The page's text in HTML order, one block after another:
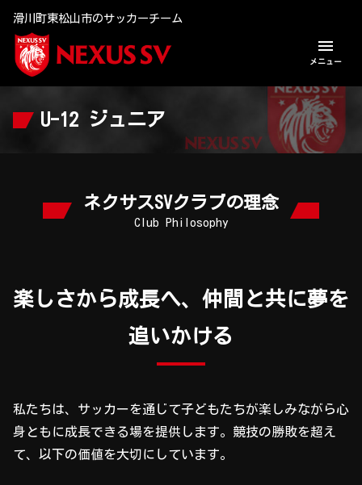
滑川町東松山市のサッカーチーム
menu
メニュー
U-12 ジュニア
U-15 ジュニアユース
お問い合わせ
U-12 ジュニア
ネクサスSVクラブの理念
Club Philosophy
楽しさから成長へ、仲間と共に夢を
追いかける
私たちは、サッカーを通じて子どもたちが楽しみながら心
身ともに成長できる場を提供します。競技の勝敗を超え
て、以下の価値を大切にしています。